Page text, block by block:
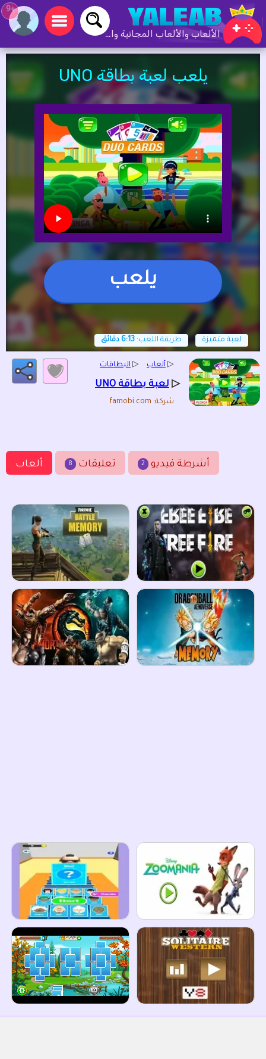
الألعاب والألعاب المجانية والألعاب عبر الإنترنت
+9
يلعب لعبة بطاقة UNO
يلعب
لعبة متميزة طريقة اللعب: 6:13 دقائق
▷ ألعاب ▷ البطاقات
▷ لعبة بطاقة UNO
شركة: famobi.com
ألعاب 8 تعليقات 2 أشرطة فيديو